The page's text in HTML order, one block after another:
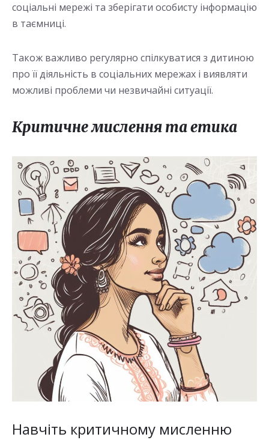
соціальні мережі та зберігати особисту інформацію
в таємниці.
Також важливо регулярно спілкуватися з дитиною
про її діяльність в соціальних мережах і виявляти
можливі проблеми чи незвичайні ситуації.
Критичне мислення та етика
Навчіть критичному мисленню